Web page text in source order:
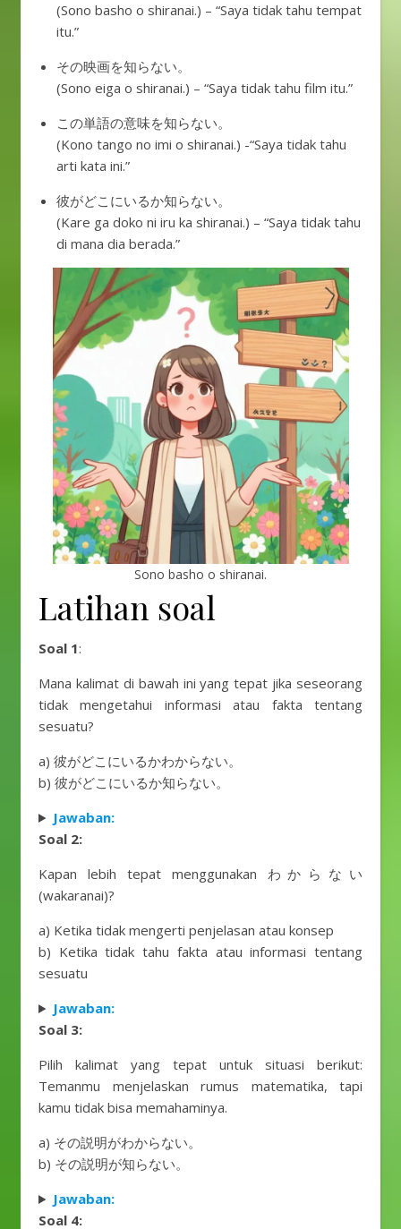
(Sono basho o shiranai.) – “Saya tidak tahu tempat
itu.”
その映画を知らない。
(Sono eiga o shiranai.) – “Saya tidak tahu film itu.”
この単語の意味を知らない。
(Kono tango no imi o shiranai.) -“Saya tidak tahu
arti kata ini.”
彼がどこにいるか知らない。
(Kare ga doko ni iru ka shiranai.) – “Saya tidak tahu
di mana dia berada.”
Sono basho o shiranai.
Latihan soal
Soal 1:
Mana kalimat di bawah ini yang tepat jika seseorang
tidak mengetahui informasi atau fakta tentang
sesuatu?
a) 彼がどこにいるかわからない。
b) 彼がどこにいるか知らない。
Jawaban:
Soal 2:
Kapan lebih tepat menggunakan わからない
(wakaranai)?
a) Ketika tidak mengerti penjelasan atau konsep
b) Ketika tidak tahu fakta atau informasi tentang
sesuatu
Jawaban:
Soal 3:
Pilih kalimat yang tepat untuk situasi berikut:
Temanmu menjelaskan rumus matematika, tapi
kamu tidak bisa memahaminya.
a) その説明がわからない。
b) その説明が知らない。
Jawaban:
Soal 4: